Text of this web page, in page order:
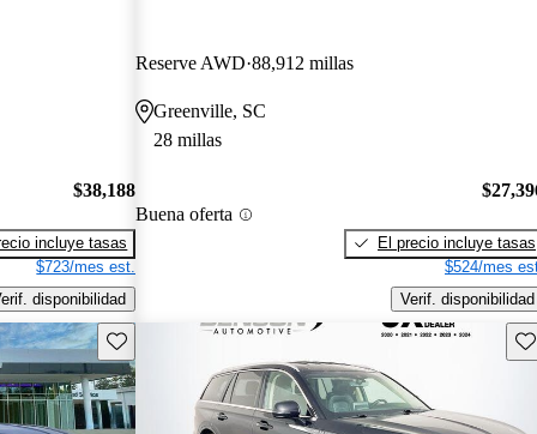
$38,188
incluye tasas
$723/mes est.
disponibilidad
Reserve AWD 88,912 millas
Greenville, SC
28 millas
Buena oferta
El precio incluye tasas
$524/mes
Verif. disponibilidad
Guarda este Aviso